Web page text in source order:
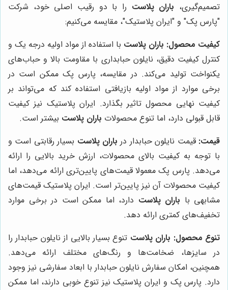
تصمیم‌گیری، باران پلاست را با دو رقیب اصلی خود، شرکت
"پارس پک" و "ایران پلاستیک"، مقایسه می‌کنیم:
کیفیت محصول: باران پلاست با استفاده از مواد اولیه درجه یک و
کنترل کیفیت دقیق، نایلون حبابداری با مقاومت بالا و حباب‌های
یکنواخت تولید می‌کند. در مقایسه، پارس پک ممکن است در
برخی موارد از مواد اولیه بازیافتی استفاده کند که می‌تواند بر
کیفیت نهایی محصول تاثیر بگذارد. ایران پلاستیک نیز کیفیت
قابل قبولی دارد، اما تنوع محصولات باران پلاست بیشتر است.
قیمت: قیمت نایلون حبابدار در باران پلاست بسیار رقابتی است و
با توجه به کیفیت بالای محصولات، ارزش خرید بالایی را ارائه
می‌دهد. پارس پک معمولا قیمت‌های پایین‌تری ارائه می‌دهد، اما
کیفیت محصولات آن نیز پایین‌تر است. ایران پلاستیک قیمت‌های
مشابهی با باران پلاست دارد، اما ممکن است در برخی موارد
تخفیف‌های کمتری ارائه دهد.
تنوع محصول: باران پلاست تنوع بسیار بالایی از نایلون حبابدار را
در سایزها، ضخامت‌ها و رنگ‌های مختلف ارائه می‌دهد.
همچنین، امکان سفارش نایلون حبابدار با ابعاد سفارشی نیز وجود
دارد. پارس پک و ایران پلاستیک نیز تنوع خوبی دارند، اما ممکن